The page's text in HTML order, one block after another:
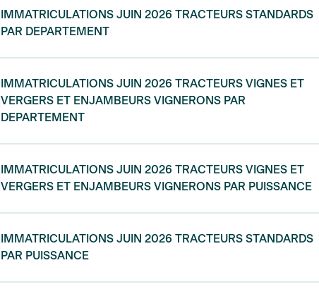
IMMATRICULATIONS JUIN 2026 TRACTEURS STANDARDS
PAR DEPARTEMENT
IMMATRICULATIONS JUIN 2026 TRACTEURS VIGNES ET
VERGERS ET ENJAMBEURS VIGNERONS PAR
DEPARTEMENT
IMMATRICULATIONS JUIN 2026 TRACTEURS VIGNES ET
VERGERS ET ENJAMBEURS VIGNERONS PAR PUISSANCE
IMMATRICULATIONS JUIN 2026 TRACTEURS STANDARDS
PAR PUISSANCE